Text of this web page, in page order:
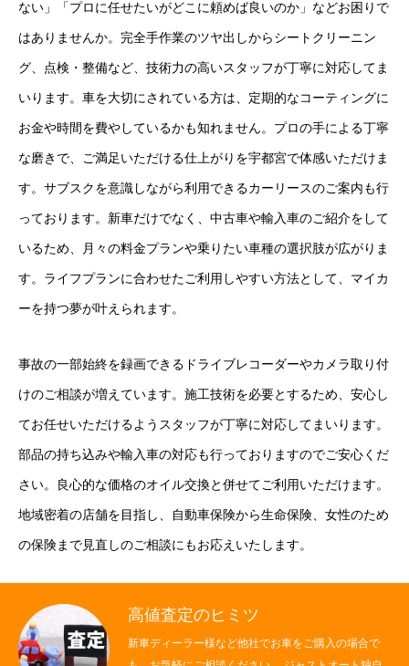
ない」「プロに任せたいがどこに頼めば良いのか」などお困りで
はありませんか。完全手作業のツヤ出しからシートクリーニン
グ、点検・整備など、技術力の高いスタッフが丁寧に対応してま
いります。車を大切にされている方は、定期的なコーティングに
お金や時間を費やしているかも知れません。プロの手による丁寧
な磨きで、ご満足いただける仕上がりを宇都宮で体感いただけま
す。サブスクを意識しながら利用できるカーリースのご案内も行
っております。新車だけでなく、中古車や輸入車のご紹介をして
いるため、月々の料金プランや乗りたい車種の選択肢が広がりま
す。ライフプランに合わせたご利用しやすい方法として、マイカ
ーを持つ夢が叶えられます。
事故の一部始終を録画できるドライブレコーダーやカメラ取り付
けのご相談が増えています。施工技術を必要とするため、安心し
てお任せいただけるようスタッフが丁寧に対応してまいります。
部品の持ち込みや輸入車の対応も行っておりますのでご安心くだ
さい。良心的な価格のオイル交換と併せてご利用いただけます。
地域密着の店舗を目指し、自動車保険から生命保険、女性のため
の保険まで見直しのご相談にもお応えいたします。
高値査定のヒミツ
新車ディーラー様など他社でお車をご購入の場合で